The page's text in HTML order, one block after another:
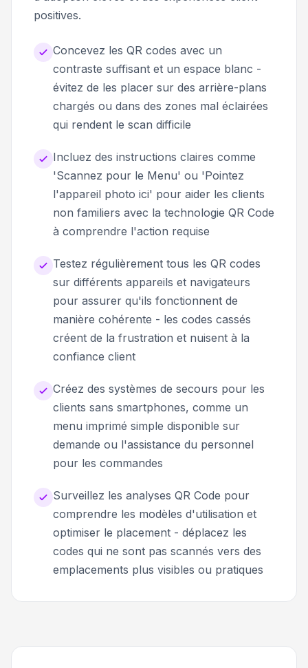
positives.
Concevez les QR codes avec un
contraste suffisant et un espace blanc -
évitez de les placer sur des arrière-plans
chargés ou dans des zones mal éclairées
qui rendent le scan difficile
Incluez des instructions claires comme
'Scannez pour le Menu' ou 'Pointez
l'appareil photo ici' pour aider les clients
non familiers avec la technologie QR Code
à comprendre l'action requise
Testez régulièrement tous les QR codes
sur différents appareils et navigateurs
pour assurer qu'ils fonctionnent de
manière cohérente - les codes cassés
créent de la frustration et nuisent à la
confiance client
Créez des systèmes de secours pour les
clients sans smartphones, comme un
menu imprimé simple disponible sur
demande ou l'assistance du personnel
pour les commandes
Surveillez les analyses QR Code pour
comprendre les modèles d'utilisation et
optimiser le placement - déplacez les
codes qui ne sont pas scannés vers des
emplacements plus visibles ou pratiques